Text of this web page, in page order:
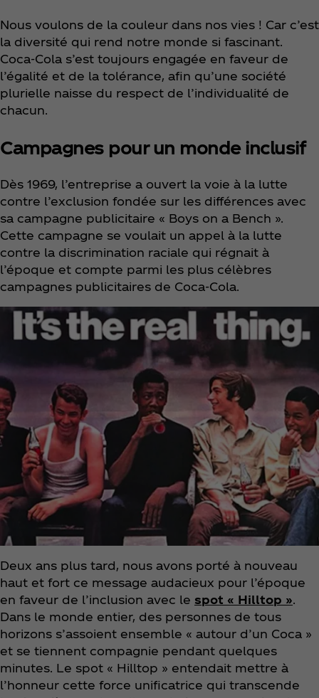
Nous voulons de la couleur dans nos vies ! Car c’est
la diversité qui rend notre monde si fascinant.
Coca‑Cola s’est toujours engagée en faveur de
l’égalité et de la tolérance, afin qu’une société
plurielle naisse du respect de l’individualité de
chacun.
Campagnes pour un monde inclusif
Dès 1969, l’entreprise a ouvert la voie à la lutte
contre l’exclusion fondée sur les différences avec
sa campagne publicitaire « Boys on a Bench ».
Cette campagne se voulait un appel à la lutte
contre la discrimination raciale qui régnait à
l’époque et compte parmi les plus célèbres
campagnes publicitaires de Coca‑Cola.
Deux ans plus tard, nous avons porté à nouveau
haut et fort ce message audacieux pour l’époque
en faveur de l’inclusion avec le spot « Hilltop ».
Dans le monde entier, des personnes de tous
horizons s’assoient ensemble « autour d’un Coca »
et se tiennent compagnie pendant quelques
minutes. Le spot « Hilltop » entendait mettre à
l’honneur cette force unificatrice qui transcende